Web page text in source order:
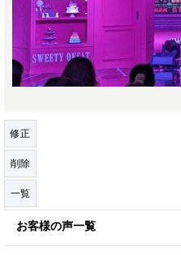
修正
削除
一覧
お客様の声一覧